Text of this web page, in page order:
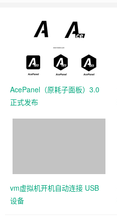
AcePanel（原耗子面板）3.0
正式发布
vm虚拟机开机自动连接 USB
设备